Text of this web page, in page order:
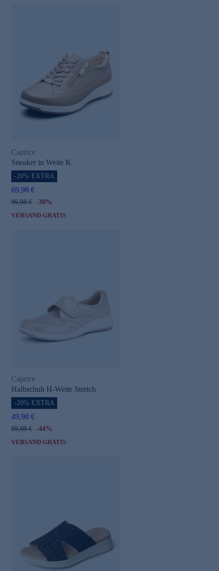
Caprice
Sneaker in Weite K
-20% EXTRA
69,98 €
99,98 € -30%
VERSAND GRATIS
Caprice
Halbschuh H-Weite Stretch
-20% EXTRA
49,98 €
89,99 € -44%
VERSAND GRATIS